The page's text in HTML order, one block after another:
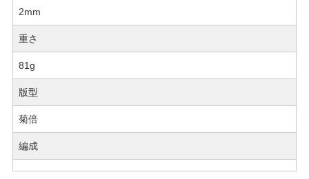
2mm
重さ
81g
版型
菊倍
編成